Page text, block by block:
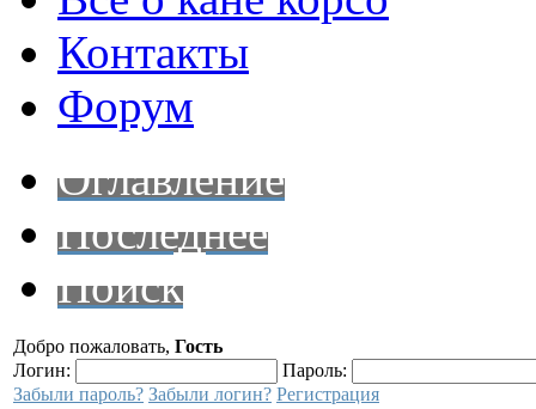
Контакты
Форум
Оглавление
Последнее
Поиск
Добро пожаловать, Гость
Логин:
Пароль:
Забыли пароль? Забыли логин? Регистрация